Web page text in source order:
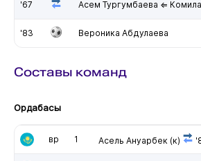
'67 Асем Тургумбаева ⇐
'83 Вероника Абдулаева
Составы команд
Ордабасы
вр 1 Асель Ануарбек (к)